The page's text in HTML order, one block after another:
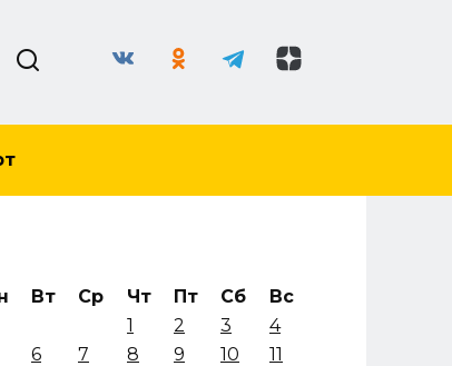
Вт Ср Чт Пт Сб
Вс
1
2 3
4
6 7 8 9 10
11